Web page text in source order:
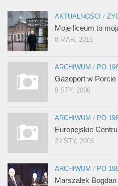
AKTUALNOŚCI /
Moje liceum to
8 MAR, 2016
ARCHIWUM / PO
Gazoport w Porcie
9 STY, 2006
ARCHIWUM / PO
Europejskie
23 STY, 2006
ARCHIWUM / PO
Marszałek